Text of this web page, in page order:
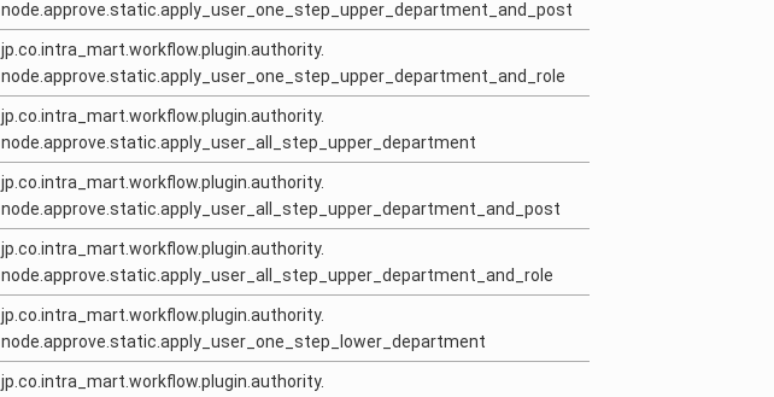
node.approve.static.apply_user_one_step_upper_department_and_post
jp.co.intra_mart.workflow.plugin.authority.
node.approve.static.apply_user_one_step_upper_department_and_role
jp.co.intra_mart.workflow.plugin.authority.
node.approve.static.apply_user_all_step_upper_department
jp.co.intra_mart.workflow.plugin.authority.
node.approve.static.apply_user_all_step_upper_department_and_post
jp.co.intra_mart.workflow.plugin.authority.
node.approve.static.apply_user_all_step_upper_department_and_role
jp.co.intra_mart.workflow.plugin.authority.
node.approve.static.apply_user_one_step_lower_department
jp.co.intra_mart.workflow.plugin.authority.